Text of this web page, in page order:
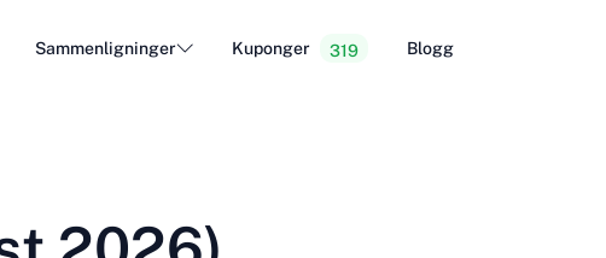
Sammenligninger Kuponger 319 Blogg